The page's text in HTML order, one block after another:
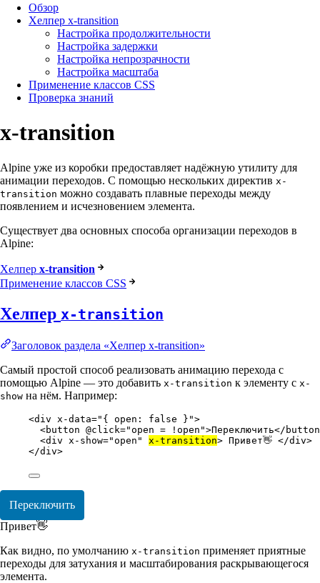
Обзор
Хелпер x-transition
Настройка продолжительности
Настройка задержки
Настройка непрозрачности
Настройка масштаба
Применение классов CSS
Проверка знаний
x-transition
Alpine уже из коробки предоставляет надёжную утилиту для
анимации переходов. С помощью нескольких директив x-
transition можно создавать плавные переходы между
появлением и исчезновением элемента.
Существует два основных способа организации переходов в
Alpine:
Хелпер x-transition
Применение классов CSS
Хелпер x-transition
Заголовок раздела «Хелпер x-transition»
Самый простой способ реализовать анимацию перехода с
помощью Alpine — это добавить x-transition к элементу с x-
show на нём. Например:
<div x-data=" { open: false } ">
<button @click="open = !open ">Переключить</ button
<div x-show="open " x-transition> Привет👋 </div>
</div>
Переключить
Привет👋
Как видно, по умолчанию x-transition применяет приятные
переходы для затухания и масштабирования раскрывающегося
элемента.